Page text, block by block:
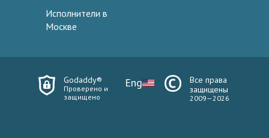
Исполнители в
Москве
Godaddy®
Проверено и
защищено
Eng
Все права
защищены
2009—2026